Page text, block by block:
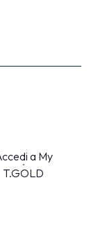
a My
T.GOLD